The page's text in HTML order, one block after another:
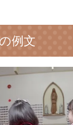
例文